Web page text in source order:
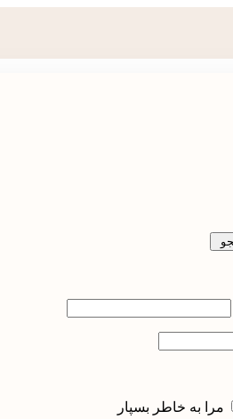
مرا به خاطر بسپار